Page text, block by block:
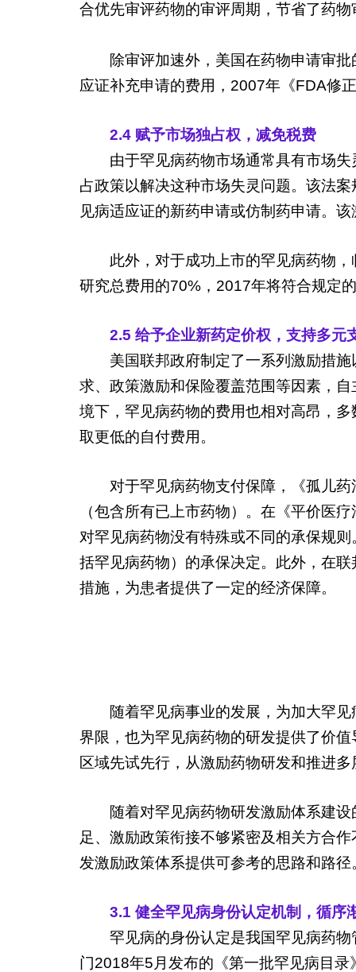
合优先审评药物的审评周期，节省了药
除审评加速外，美国在药物申请审
应证补充申请的费用，2007年《FDA修
2.4 赋予市场独占权，减免税费
由于罕见病药物市场通常具有市场
占政策以解决这种市场失灵问题。该法
见病适应证的新药申请或仿制药申请。
此外，对于成功上市的罕见病药物
研究总费用的70%，2017年将符合规定
2.5 给予企业新药定价权，支持多元
美国联邦政府制定了一系列激励措
求、政策激励和保险覆盖范围等因素，
境下，罕见病药物的费用也相对高昂，
取更低的自付费用。
对于罕见病药物支付保障，《孤儿
（包含所有已上市药物）。在《平价医
对罕见病药物没有特殊或不同的承保规
括罕见病药物）的承保决定。此外，在
措施，为患者提供了一定的经济保障。
随着罕见病事业的发展，为加大罕
界限，也为罕见病药物的研发提供了价
区域先试先行，从激励药物研发和推进
随着对罕见病药物研发激励体系建
足、激励政策衔接不够紧密及相关方合
发激励政策体系提供可参考的思路和路径
3.1 健全罕见病身份认定机制，循序
罕见病的身份认定是我国罕见病药
门2018年5月发布的《第一批罕见病目